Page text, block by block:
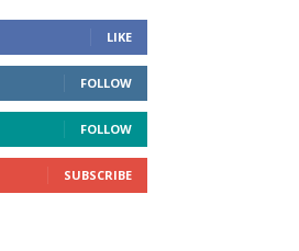
LIKE
FOLLOW
FOLLOW
SUBSCRIBE